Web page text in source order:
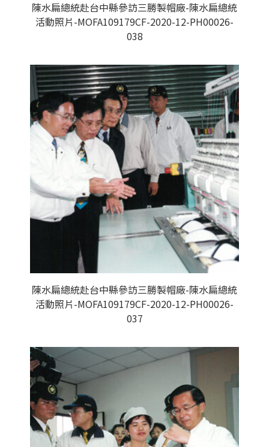
陳水扁總統赴台中縣參訪三勝製帽廠-陳水扁總統
活動照片-MOFA109179CF-2020-12-PH00026-
038
陳水扁總統赴台中縣參訪三勝製帽廠-陳水扁總統
活動照片-MOFA109179CF-2020-12-PH00026-
037